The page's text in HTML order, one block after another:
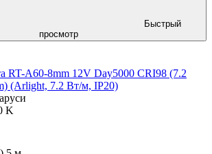
Быстрый
просмотр
RT-A60-8mm 12V Day5000 CRI98 (7.2
(Arlight, 7.2 Вт/м, IP20)
K